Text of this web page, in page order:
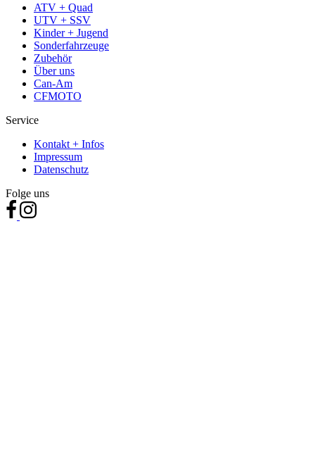
ATV + Quad
UTV + SSV
Kinder + Jugend
Sonderfahrzeuge
Zubehör
Über uns
Can-Am
CFMOTO
Service
Kontakt + Infos
Impressum
Datenschutz
Folge uns